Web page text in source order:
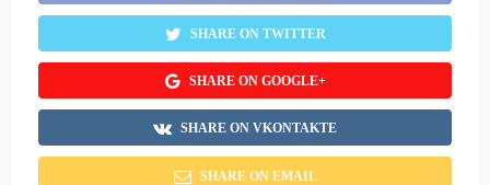
SHARE ON TWITTER
SHARE ON GOOGLE+
SHARE ON VKONTAKTE
SHARE ON EMAIL